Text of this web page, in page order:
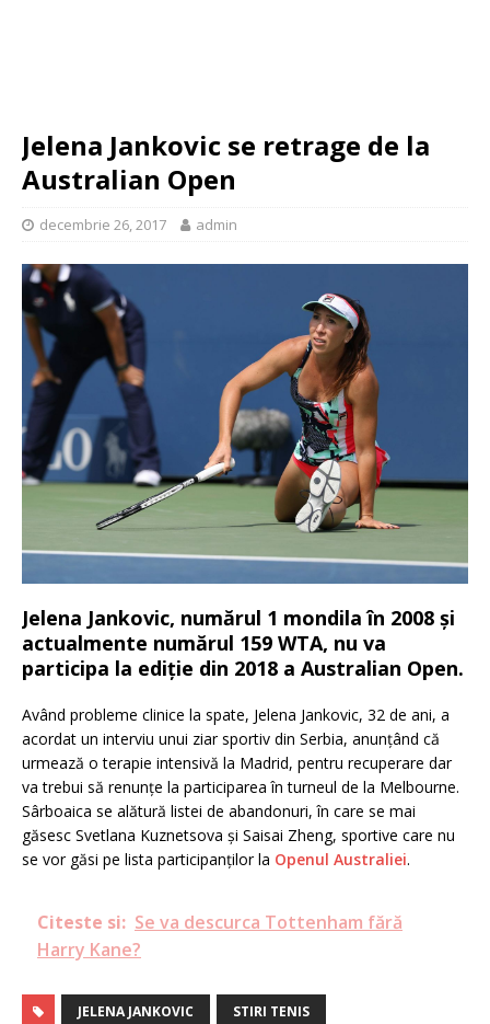
Jelena Jankovic se retrage de la
Australian Open
decembrie 26, 2017 admin
Jelena Jankovic, numărul 1 mondila în 2008 și
actualmente numărul 159 WTA, nu va
participa la ediție din 2018 a Australian Open.
Având probleme clinice la spate, Jelena Jankovic, 32 de ani, a
acordat un interviu unui ziar sportiv din Serbia, anunțând că
urmează o terapie intensivă la Madrid, pentru recuperare dar
va trebui să renunțe la participarea în turneul de la Melbourne.
Sârboaica se alătură listei de abandonuri, în care se mai
găsesc Svetlana Kuznetsova și Saisai Zheng, sportive care nu
se vor găsi pe lista participanților la Openul Australiei.
Citeste si: Se va descurca Tottenham fără
Harry Kane?
JELENA JANKOVIC STIRI TENIS